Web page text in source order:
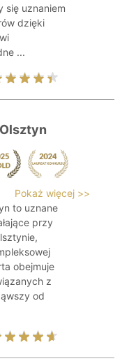
się uznaniem
dzięki
...
Pokaż więcej >>
to uznane
przy
obejmuje
z
od